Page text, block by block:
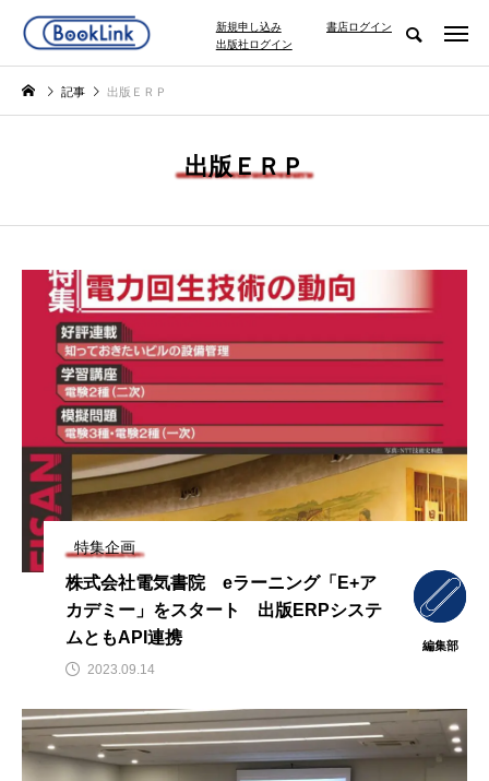
新規申し込み
書店ログイン
出版社ログイン
記事 出版ＥＲＰ
出版ＥＲＰ
特集企画
株式会社電気書院 eラーニング「E+ア
カデミー」をスタート 出版ERPシステ
ムともAPI連携
編集部
2023.09.14